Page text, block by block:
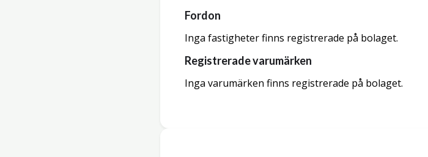
Fordon
Inga fastigheter finns registrerade på bolaget.
Registrerade varumärken
Inga varumärken finns registrerade på bolaget.